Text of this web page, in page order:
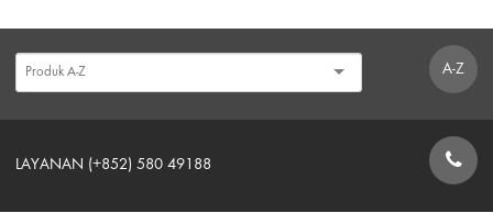
A-Z
LAYANAN (+852) 580 49188